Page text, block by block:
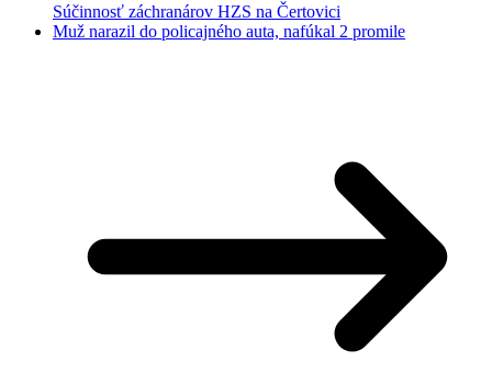
Súčinnosť záchranárov HZS na Čertovici
Muž narazil do policajného auta, nafúkal 2 promile